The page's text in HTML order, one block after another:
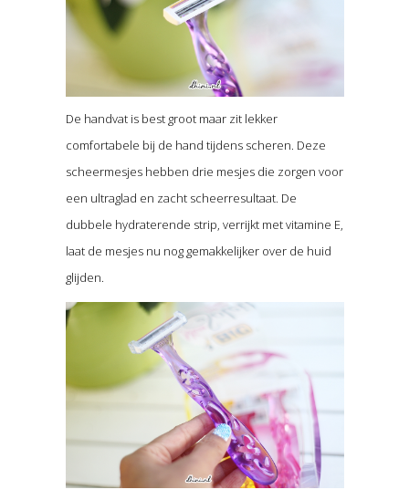
De handvat is best groot maar zit lekker
comfortabele bij de hand tijdens scheren. Deze
scheermesjes hebben drie mesjes die zorgen voor
een ultraglad en zacht scheerresultaat. De
dubbele hydraterende strip, verrijkt met vitamine E,
laat de mesjes nu nog gemakkelijker over de huid
glijden.